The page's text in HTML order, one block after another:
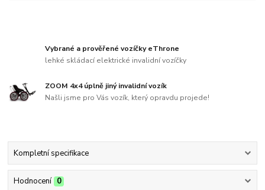
Vybrané a prověřené vozíčky eThrone
lehké skládací elektrické invalidní vozíčky
ZOOM 4x4 úplně jiný invalidní vozík
Našli jsme pro Vás vozík, který opravdu projede!
Kompletní specifikace
Hodnocení 0